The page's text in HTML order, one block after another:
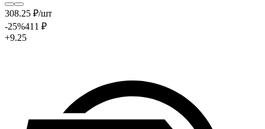
308.25 ₽/шт
-25%411 ₽
+9.25